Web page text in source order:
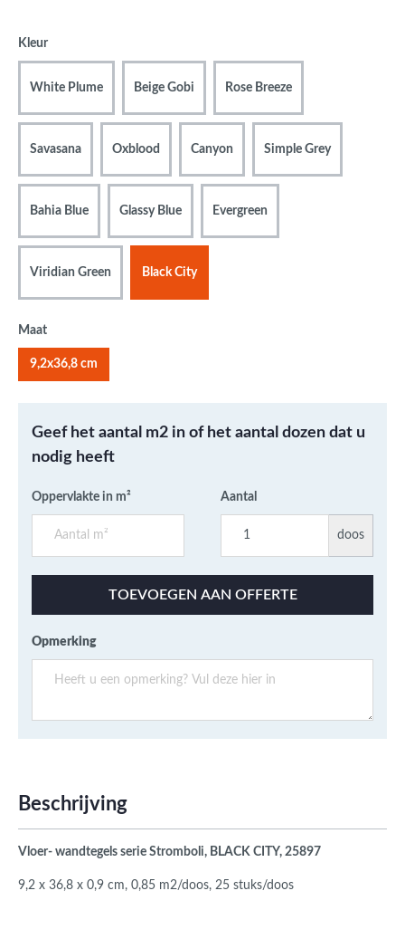
Kleur
White Plume Beige Gobi Rose Breeze
Savasana Oxblood Canyon Simple Grey
Bahia Blue Glassy Blue Evergreen
Viridian Green Black City
Maat
9,2x36,8 cm
Geef het aantal m2 in of het aantal dozen dat u
nodig heeft
Oppervlakte in m² Aantal
doos
TOEVOEGEN AAN OFFERTE
Opmerking
Beschrijving
Vloer- wandtegels serie Stromboli, BLACK CITY, 25897
9,2 x 36,8 x 0,9 cm, 0,85 m2/doos, 25 stuks/doos